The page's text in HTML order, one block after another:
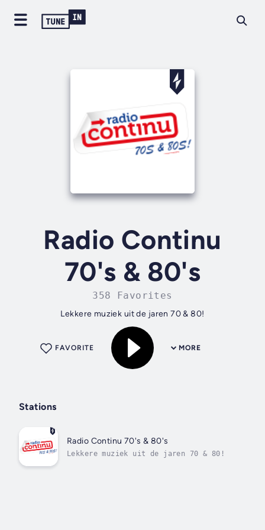
Radio Continu
70's & 80's
358 Favorites
Lekkere muziek uit de jaren 70 & 80!
MORE
FAVORITE
Stations
Radio Continu 70's & 80's
Lekkere muziek uit de jaren 70 & 80!